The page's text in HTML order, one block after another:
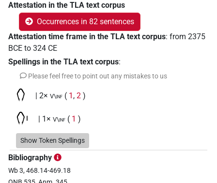
Attestation in the TLA text corpus
Occurrences in 82 sentences
Attestation time frame in the TLA text corpus: from 2375
BCE to 324 CE
Spellings in the TLA text corpus:
Please feel free to point out any mistakes to us
𓂘 | 2× V\inf ( 1 , 2 )
𓂘𓏤 | 1× V\inf ( 1 )
𓊃𓂘𓈀𓍘 | 1×
𓊃𓂘𓏌𓏏
Show Token Spellings
Bibliography
Wb 3, 468.14-469.18